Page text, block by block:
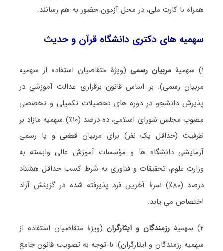
همراه با کارت ملی، در محل آزمون حضور به هم رسانند.
سهمیه های دکتری دانشگاه قرآن و حدیث
۱) سهمیۀ مربیان رسمی (ویژۀ متقاضیان استفاده از سهمیه
مربیان رسمی): بر اساس قانون برقراری عدالت آموزشی در
پذیرش دانشجو در دوره های تحصیلات تکمیلی و تخصصی
مصوب مجلس شورای اسلامی، ده درصد (۱۰٪) سهمیه مازاد بر
ظرفیت (حداقل یک نفر) برای مربیان قطعی و یا رسمی
آزمایشی دانشگاه ها و مؤسسات آموزش عالی وابسته به
وزارت علوم، تحقیقات و فناوری به شرط کسب حداقل هشتاد
درصد (۸۰٪) نمرۀ آخرین فرد پذیرفته شده در گزینش آزاد
اختصاص می یابد.
۲) سهمیۀ رزمندگان و ایثارگران (ویژۀ متقاضیان استفاده از
سهمیه رزمندگان و ایثارگران): با توجه به تصویب قانون جامع